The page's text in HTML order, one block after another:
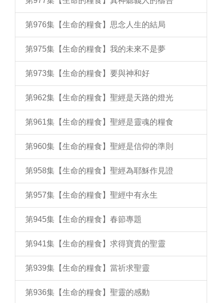
第976集【生命的糧食】思念人生的結局
第975集【生命的糧食】我的未來不是夢
第973集【生命的糧食】要與神和好
第962集【生命的糧食】聖經是天路的燈光
第961集【生命的糧食】聖經是靈魂的糧食
第960集【生命的糧食】聖經是信仰的準則
第958集【生命的糧食】聖經為耶穌作見證
第957集【生命的糧食】聖經中有永生
第945集【生命的糧食】春節專題
第941集【生命的糧食】求得寶貴的聖靈
第939集【生命的糧食】當祈求聖靈
第936集【生命的糧食】聖靈的感動